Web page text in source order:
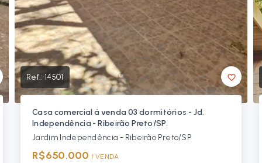
Ref.: 14501
Casa comercial á venda 03 dormitórios - Jd.
Independência - Ribeirão Preto/SP.
Jardim Independência - Ribeirão Preto/SP
R$650.000 / VENDA